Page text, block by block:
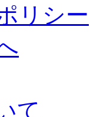
リシー
て